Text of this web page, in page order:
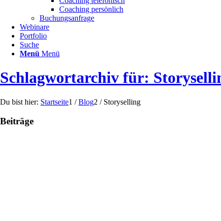
Coaching persönlich
Buchungsanfrage
Webinare
Portfolio
Suche
Menü Menü
Schlagwortarchiv für:
Du bist hier: Startseite1 / Blog2 / Storyselling
Beiträge